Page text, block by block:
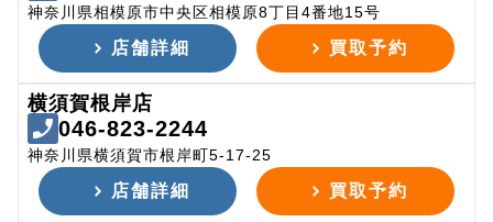
神奈川県相模原市中央区相模原8丁目4番地15号
店舗詳細 買取予約
横須賀根岸店
046-823-2244
神奈川県横須賀市根岸町5-17-25
店舗詳細 買取予約